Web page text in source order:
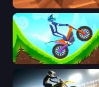
Blocky Trials
Hill Climb on Moto Bike